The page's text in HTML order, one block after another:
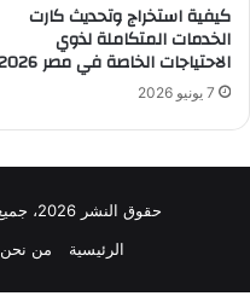
كيفية استخراج وتحديث كارت
الخدمات المتكاملة لذوي
الاحتياجات الخاصة في مصر 2026
7 يونيو 2026
حقوق النشر 2026، جميع الحقوق محفوظة © نبأ مصر
الرئيسية
من نحن